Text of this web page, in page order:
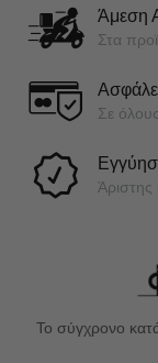
Άμεση
Στα
Σε
Άριστης
Το σύγχρονο